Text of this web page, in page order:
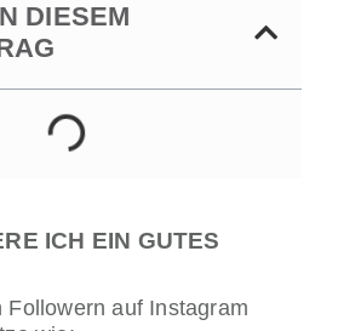
DIESEM
ICH EIN GUTES
Followern auf Instagram